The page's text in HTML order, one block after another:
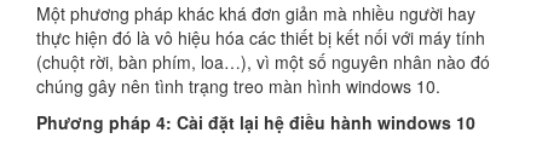
Một phương pháp khác khá đơn giản mà nhiều người hay
thực hiện đó là vô hiệu hóa các thiết bị kết nối với máy tính
(chuột rời, bàn phím, loa…), vì một số nguyên nhân nào đó
chúng gây nên tình trạng treo màn hình windows 10.
Phương pháp 4: Cài đặt lại hệ điều hành windows 10